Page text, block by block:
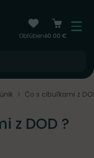
Obľúbené0.00 €
Menu
Čo s cibuľkami z
z DOD ?